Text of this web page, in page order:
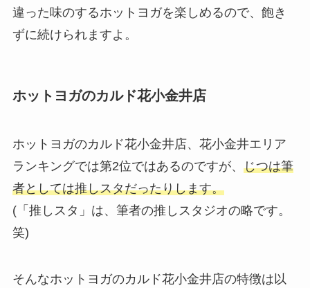
違った味のするホットヨガを楽しめるので、飽き
ずに続けられますよ。
ホットヨガのカルド花小金井店
ホットヨガのカルド花小金井店、花小金井エリア
ランキングでは第2位ではあるのですが、 じつは筆
者としては推しスタだったりします。
(「推しスタ」は、筆者の推しスタジオの略です。
笑)
そんなホットヨガのカルド花小金井店の特徴は以